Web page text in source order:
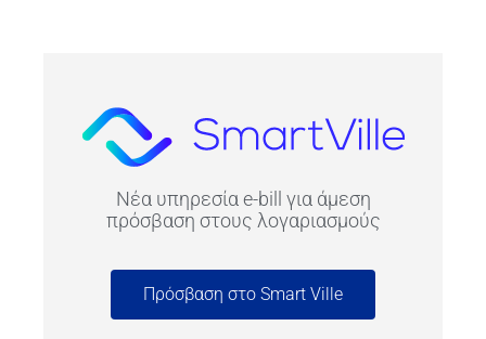
Νέα υπηρεσία e-bill για άμεση
πρόσβαση στους λογαριασμούς
Πρόσβαση στο Smart Ville